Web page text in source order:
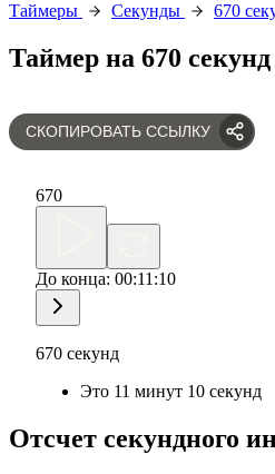
Таймеры Секунды 670
Таймер на 670 секунд
СКОПИРОВАТЬ ССЫЛКУ
670
До конца: 00:11:10
670 секунд
Это 11 минут 10 секунд
Отсчет секундного